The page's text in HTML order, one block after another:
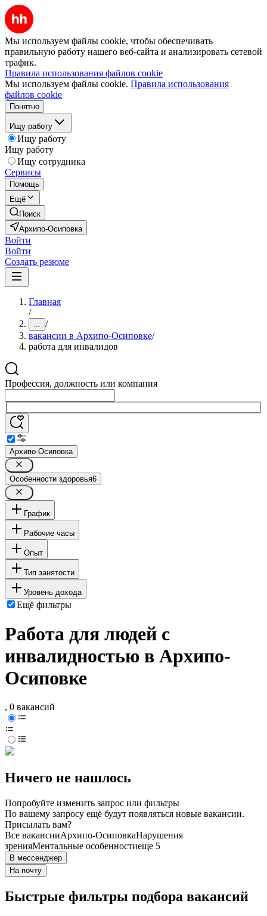
Мы используем файлы cookie, чтобы обеспечивать
правильную работу нашего веб-сайта и анализировать сетевой
трафик.
Правила использования файлов cookie
Мы используем файлы cookie. Правила использования
файлов cookie
Понятно
Ищу работу
Ищу работу
Ищу работу
Ищу сотрудника
Сервисы
Помощь
Ещё
Поиск
Архипо-Осиповка
Войти
Войти
Создать резюме
Главная
/
... /
вакансии в Архипо-Осиповке/
работа для инвалидов
Профессия, должность или компания
Архипо-Осиповка
Особенности здоровья6
График
Рабочие часы
Опыт
Тип занятости
Уровень дохода
Ещё фильтры
Работа для людей с
инвалидностью в Архипо-
Осиповке
, 0 вакансий
Ничего не нашлось
Попробуйте изменить запрос или фильтры
По вашему запросу ещё будут появляться новые вакансии.
Присылать вам?
Все вакансииАрхипо-ОсиповкаНарушения
зренияМентальные особенностиеще 5
В мессенджер
На почту
Быстрые фильтры подбора вакансий